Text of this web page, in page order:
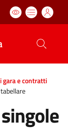
gara e contratti